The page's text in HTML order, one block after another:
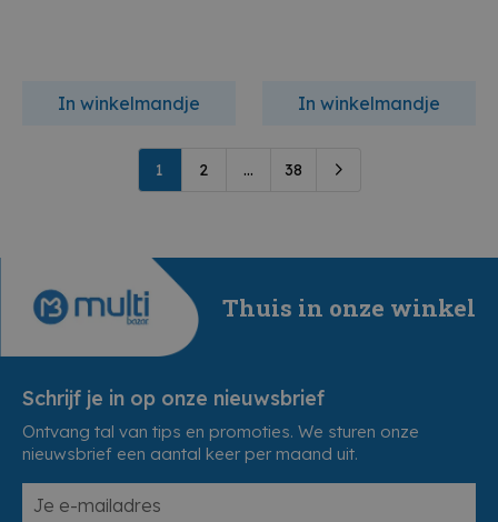
In winkelmandje In winkelmandje
1 2 ... 38
Thuis in onze winkel
Schrijf je in op onze nieuwsbrief
Ontvang tal van tips en promoties. We sturen onze
nieuwsbrief een aantal keer per maand uit.